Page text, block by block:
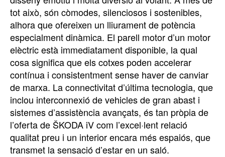
tot això, són còmodes, silenciosos i sostenibles,
alhora que ofereixen un lliurament de potència
especialment dinàmica. El parell motor d’un motor
elèctric està immediatament disponible, la qual
cosa significa que els cotxes poden accelerar
contínua i consistentment sense haver de canviar
de marxa. La connectivitat d’última tecnologia, que
inclou interconnexió de vehicles de gran abast i
sistemes d’assistència avançats, és tan pròpia de
l’oferta de ŠKODA iV com l’excel·lent relació
qualitat preu i un interior encara més espaiós, que
transmet la sensació d’estar en un saló.